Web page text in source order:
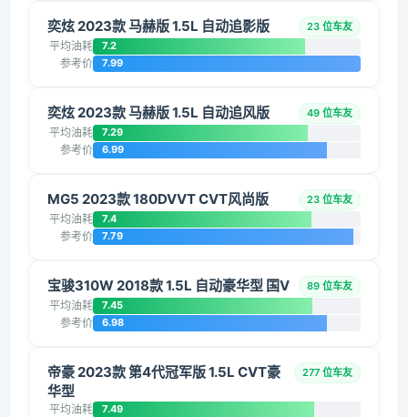
奕炫 2023款 马赫版 1.5L 自动追影版 23 位车友
平均油耗 7.2
参考价 7.99
奕炫 2023款 马赫版 1.5L 自动追风版 49 位车友
平均油耗 7.29
参考价 6.99
MG5 2023款 180DVVT CVT风尚版 23 位车友
平均油耗 7.4
参考价 7.79
宝骏310W 2018款 1.5L 自动豪华型 国V 89 位车友
平均油耗 7.45
参考价 6.98
帝豪 2023款 第4代冠军版 1.5L CVT豪
华型
277 位车友
平均油耗 7.49